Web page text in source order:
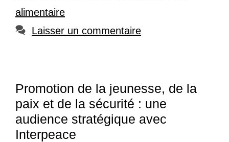
alimentaire
Laisser un commentaire
Promotion de la jeunesse, de la
paix et de la sécurité : une
audience stratégique avec
Interpeace